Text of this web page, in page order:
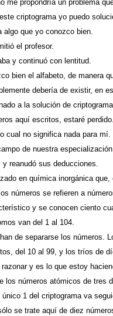
me propondría un problema
criptograma yo puedo
algo que yo conozco bien.
el profesor.
y continuó con lentitud.
bien el alfabeto, de manera
debería de existir, en
a la solución de
aquí escritos, estaré
cual no significa nada para
de nuestra
reanudó sus deducciones.
en química inorgánica
números se refieren a
y se conocen ciento
van del 1 al 104.
de separarse los números.
del 10 al 99, y los tríos de
y es lo que estoy
los números atómicos de tres
1 del criptograma va
se trate aquí de diez